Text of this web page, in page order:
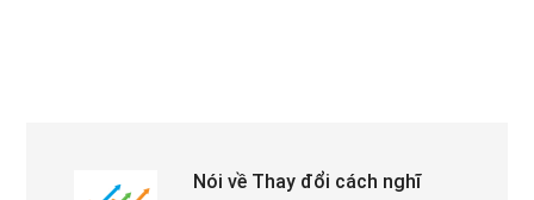
Nói về Thay đổi cách nghĩ